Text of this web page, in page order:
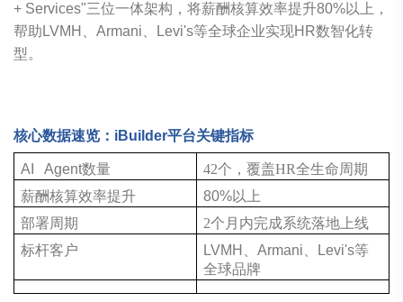
+ Services"三位一体架构，将薪酬核算效率提升80%以上，
帮助LVMH、Armani、Levi's等全球企业实现HR数智化转
型。
核心数据速览：iBuilder平台关键指标
AI Agent数量
42个，覆盖HR全生命周期
薪酬核算效率提升
80%以上
部署周期
2个月内完成系统落地上线
标杆客户
LVMH、Armani、Levi's等
全球品牌